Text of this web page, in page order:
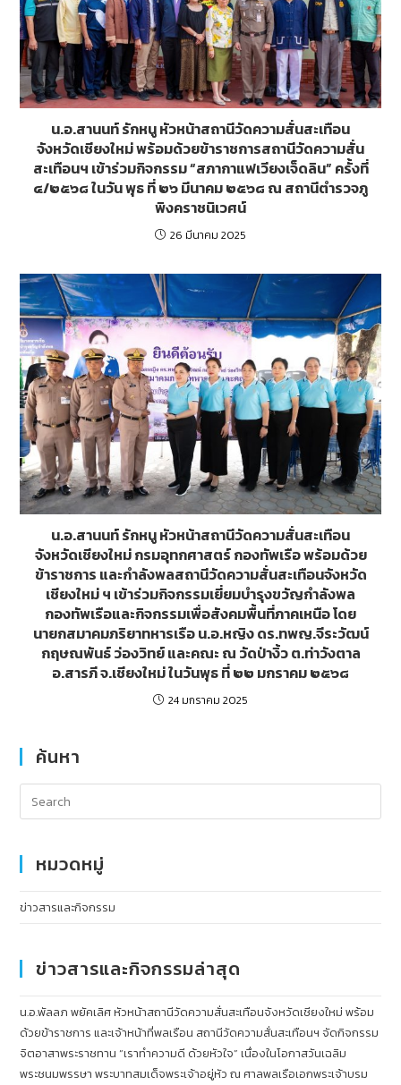
น.อ.สานนท์ รักหนู หัวหน้าสถานีวัดความสั่นสะเทือน
จังหวัดเชียงใหม่ พร้อมด้วยข้าราชการสถานีวัดความสั่น
สะเทือนฯ เข้าร่วมกิจกรรม “สภากาแฟเวียงเจ็ดลิน” ครั้งที่
๔/๒๕๖๘ ในวัน พุธ ที่ ๒๖ มีนาคม ๒๕๖๘ ณ สถานีตำรวจภู
พิงคราชนิเวศน์
26 มีนาคม 2025
น.อ.สานนท์ รักหนู หัวหน้าสถานีวัดความสั่นสะเทือน
จังหวัดเชียงใหม่ กรมอุทกศาสตร์ กองทัพเรือ พร้อมด้วย
ข้าราชการ และกำลังพลสถานีวัดความสั่นสะเทือนจังหวัด
เชียงใหม่ ฯ เข้าร่วมกิจกรรมเยี่ยมบำรุงขวัญกำลังพล
กองทัพเรือและกิจกรรมเพื่อสังคมพื้นที่ภาคเหนือ โดย
นายกสมาคมภริยาทหารเรือ น.อ.หญิง ดร.ทพญ.จีระวัฒน์
กฤษณพันธ์ ว่องวิทย์ และคณะ ณ วัดป่างิ้ว ต.ท่าวังตาล
อ.สารภี จ.เชียงใหม่ ในวันพุธ ที่ ๒๒ มกราคม ๒๕๖๘
24 มกราคม 2025
ค้นหา
หมวดหมู่
ข่าวสารและกิจกรรม
ข่าวสารและกิจกรรมล่าสุด
น.อ.พัลลภ พยัคเลิศ หัวหน้าสถานีวัดความสั่นสะเทือนจังหวัดเชียงใหม่ พร้อม
ด้วยข้าราชการ และเจ้าหน้าที่พลเรือน สถานีวัดความสั่นสะเทือนฯ จัดกิจกรรม
จิตอาสาพระราชทาน “เราทำความดี ด้วยหัวใจ” เนื่องในโอกาสวันเฉลิม
พระชนมพรรษา พระบาทสมเด็จพระเจ้าอยู่หัว ณ ศาลพลเรือเอกพระเจ้าบรม